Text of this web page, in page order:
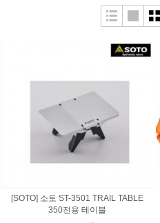
[SOTO] 소토 ST-3501 TRAIL TABLE
350전용 테이블